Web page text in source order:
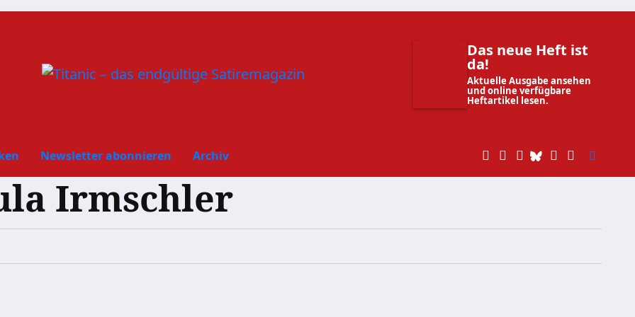
Das neue Heft ist
da!
Aktuelle Ausgabe ansehen
und online verfügbare
Heftartikel lesen.
Newsletter abonnieren Archiv
Irmschler